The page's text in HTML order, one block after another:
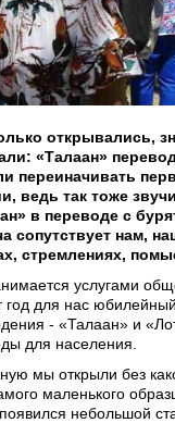
открывались,
«Талаан»
переиначивать
ведь так тоже
в переводе с
сопутствует нам,
стремлениях,
услугами
год для нас
- «Талаан» и
для населения.
мы открыли без
маленького
небольшой